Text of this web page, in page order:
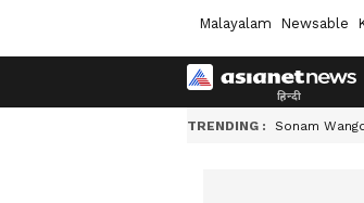
Malayalam Newsable
TRENDING : Sonam